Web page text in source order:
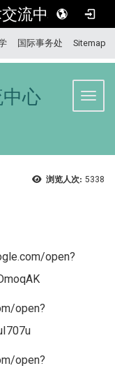
流中心
国际事务处 Sitemap
心
浏览人次: 5338
open?
open?
open?